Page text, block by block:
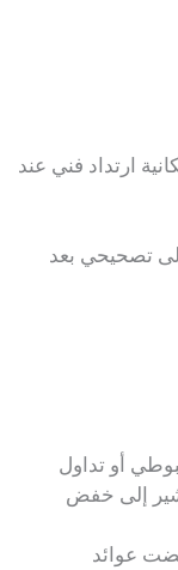
ارتداد فني عند
تصحيحي بعد
أو تداول
إلى خفض
عوائد